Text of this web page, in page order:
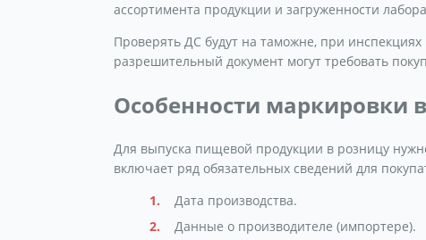
ассортимента продукции и загруженности
Проверять ДС будут на таможне, при
разрешительный документ могут требовать
Особенности маркировки
Для выпуска пищевой продукции в розницу
включает ряд обязательных сведений для
Дата производства.
Данные о производителе (импортере).